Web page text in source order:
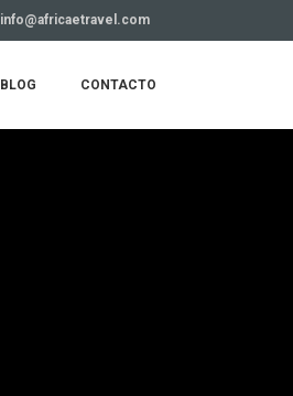
info@africaetravel.com
BLOG CONTACTO